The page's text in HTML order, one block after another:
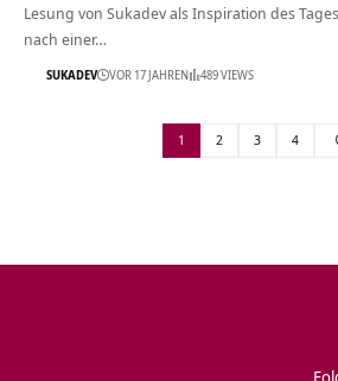
Lesung von Sukadev als Inspiration des
nach einer…
SUKADEV VOR 17 JAHREN 489 VIEWS
1 2 3 4